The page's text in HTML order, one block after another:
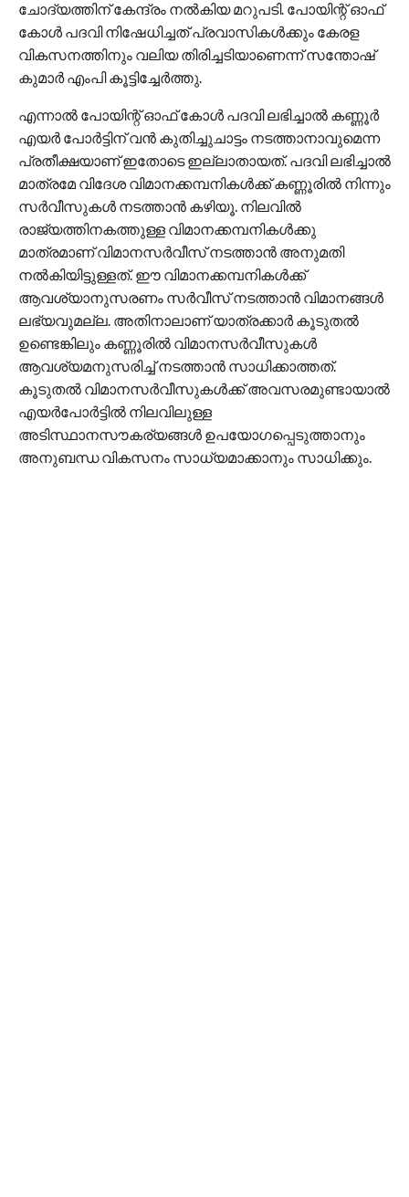
ചോദ്യത്തിന് കേന്ദ്രം നല്‍കിയ മറുപടി. പോയിന്റ് ഓഫ്
കോള്‍ പദവി നിഷേധിച്ചത് പ്രവാസികള്‍ക്കും കേരള
വികസനത്തിനും വലിയ തിരിച്ചടിയാണെന്ന് സന്തോഷ്
കുമാര്‍ എംപി കൂട്ടിച്ചേര്‍ത്തു.
എന്നാല്‍ പോയിന്റ് ഓഫ് കോള്‍ പദവി ലഭിച്ചാല്‍ കണ്ണൂര്‍
എയര്‍ പോര്‍ട്ടിന് വന്‍ കുതിച്ചുചാട്ടം നടത്താനാവുമെന്ന
പ്രതീക്ഷയാണ് ഇതോടെ ഇല്ലാതായത്. പദവി ലഭിച്ചാല്‍
മാത്രമേ വിദേശ വിമാനക്കമ്പനികള്‍ക്ക് കണ്ണൂരില്‍ നിന്നും
സര്‍വീസുകള്‍ നടത്താന്‍ കഴിയൂ. നിലവില്‍
രാജ്യത്തിനകത്തുള്ള വിമാനക്കമ്പനികള്‍ക്കു
മാത്രമാണ് വിമാനസര്‍വീസ് നടത്താന്‍ അനുമതി
നല്‍കിയിട്ടുള്ളത്. ഈ വിമാനക്കമ്പനികള്‍ക്ക്
ആവശ്യാനുസരണം സര്‍വീസ് നടത്താന്‍ വിമാനങ്ങള്‍
ലഭ്യവുമല്ല. അതിനാലാണ് യാത്രക്കാര്‍ കൂടുതല്‍
ഉണ്ടെങ്കിലും കണ്ണൂരില്‍ വിമാനസര്‍വീസുകള്‍
ആവശ്യമനുസരിച്ച് നടത്താന്‍ സാധിക്കാത്തത്.
കൂടുതല്‍ വിമാനസര്‍വീസുകള്‍ക്ക് അവസരമുണ്ടായാല്‍
എയര്‍പോര്‍ട്ടില്‍ നിലവിലുള്ള
അടിസ്ഥാനസൗകര്യങ്ങള്‍ ഉപയോഗപ്പെടുത്താനും
അനുബന്ധ വികസനം സാധ്യമാക്കാനും സാധിക്കും.